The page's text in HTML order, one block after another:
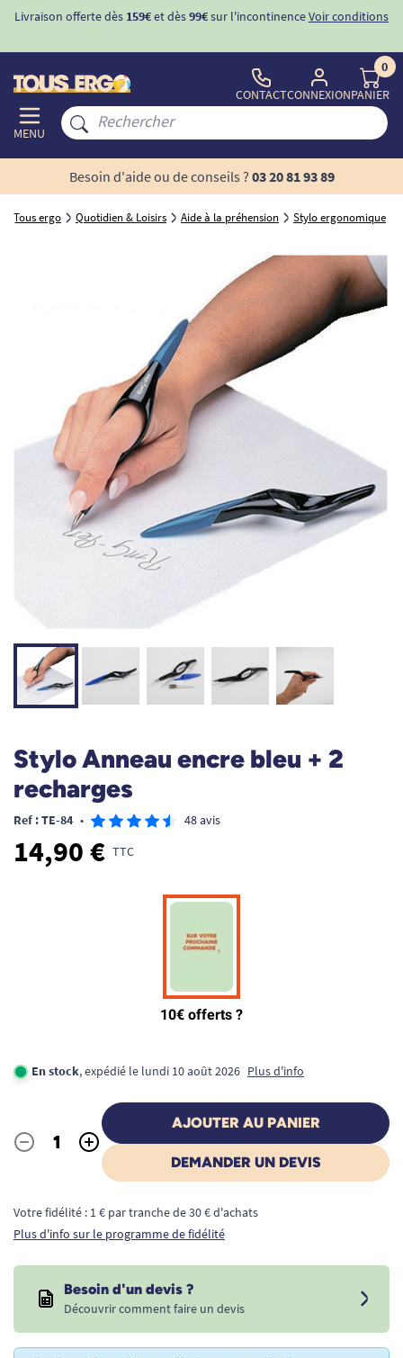
Livraison offerte dès 159€et dès99€sur l'incontinenceVoir conditions
MENU
CONTACTCONNEXION
0
PANIER
Besoin d'aide ou de conseils ? 03 20 81 93 89
Tous ergo Quotidien & Loisirs Aide à la préhension Stylo ergonomique
Stylo Anneau encre bleu + 2
recharges
Ref : TE-84 • 48 avis
14,90 € TTC
En stock, expédié le lundi 10 août 2026 Plus d'info
Quantité
- +
AJOUTER AU PANIER
DEMANDER UN DEVIS
Votre fidélité : 1 € par tranche de 30 € d'achats
Plus d'info sur le programme de fidélité
Besoin d'un devis ?
Découvrir comment faire un devis